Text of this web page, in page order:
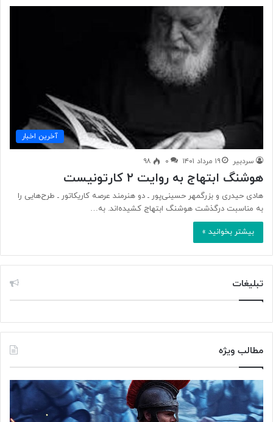
آخرین اخبار
سردبیر ۱۹ مرداد ۱۴۰۱ ۰ ۹۸
هوشنگ ابتهاج به روایت ۲ کارتونیست
هادی حیدری و بزرگمهر حسینی‌پور ـ دو هنرمند عرصه کاریکاتور ـ طرح‌هایی را
به مناسبت درگذشت هوشنگ ابتهاج کشیده‌اند. به…
بیشتر بخوانید »
تبلیغات
مطالب ویژه
۰
ر